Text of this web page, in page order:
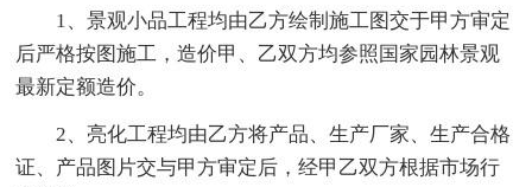
1、景观小品工程均由乙方绘制施工图交于甲方审定
后严格按图施工，造价甲、乙双方均参照国家园林景观
最新定额造价。
2、亮化工程均由乙方将产品、生产厂家、生产合格
证、产品图片交与甲方审定后，经甲乙双方根据市场行